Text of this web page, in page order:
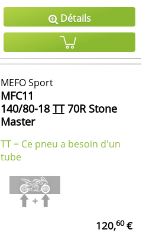
Détails
MEFO Sport
MFC11
140/80-18 TT70R Stone
Master
TT = Ce pneu a besoin d'un
tube
120,60€